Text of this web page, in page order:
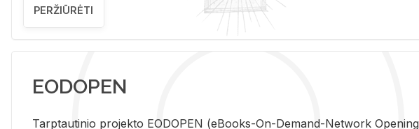
PERŽIŪRĖTI
EODOPEN
Tarp­tau­ti­nio pro­jek­to EO­DO­PEN (eBo­oks-On-De­mand-Ne­twork Ope­ning